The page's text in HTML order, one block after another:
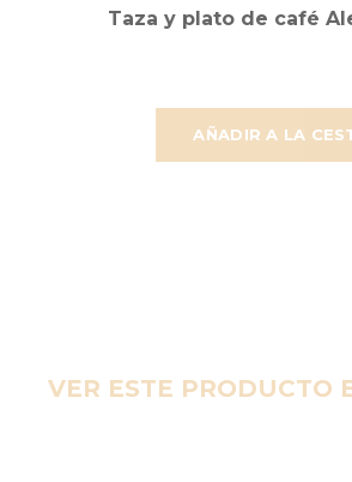
AÑADIR A LA
Taza y plato de café
VER ESTE PRODUCTO